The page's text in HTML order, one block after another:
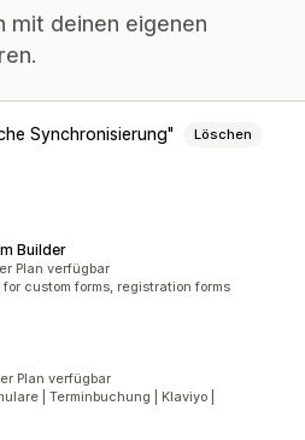
mit deinen eigenen
Synchronisierung Löschen
Builder
Plan verfügbar
custom forms, registration forms
Plan verfügbar
| Terminbuchung | Klaviyo |